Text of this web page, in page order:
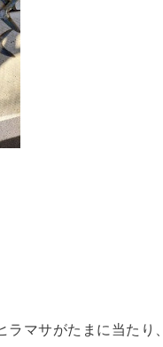
マサがたまに当たり、